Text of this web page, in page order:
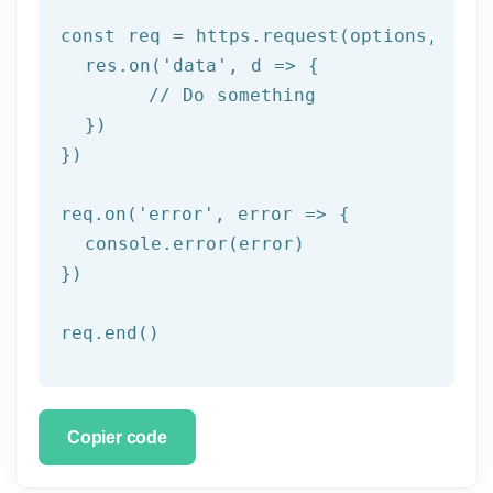
const req = https.request(options, res
  res.on('
data ', d => {
  })
})
req.on(' error ', error => {
  console.error(error)
})
req.end()
Copier code